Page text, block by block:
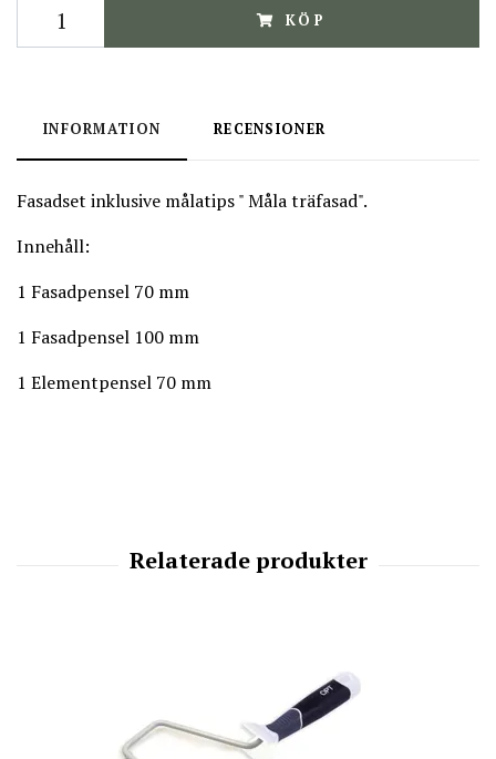
KÖP
INFORMATION RECENSIONER
Fasadset inklusive målatips " Måla träfasad".
Innehåll:
1 Fasadpensel 70 mm
1 Fasadpensel 100 mm
1 Elementpensel 70 mm